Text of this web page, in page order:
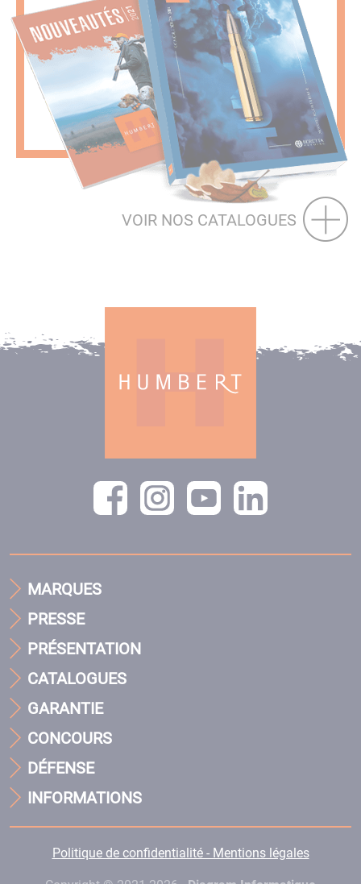
VOIR NOS CATALOGUES
MARQUES
PRESSE
PRÉSENTATION
CATALOGUES
GARANTIE
CONCOURS
DÉFENSE
INFORMATIONS
Politique de confidentialité - Mentions légales